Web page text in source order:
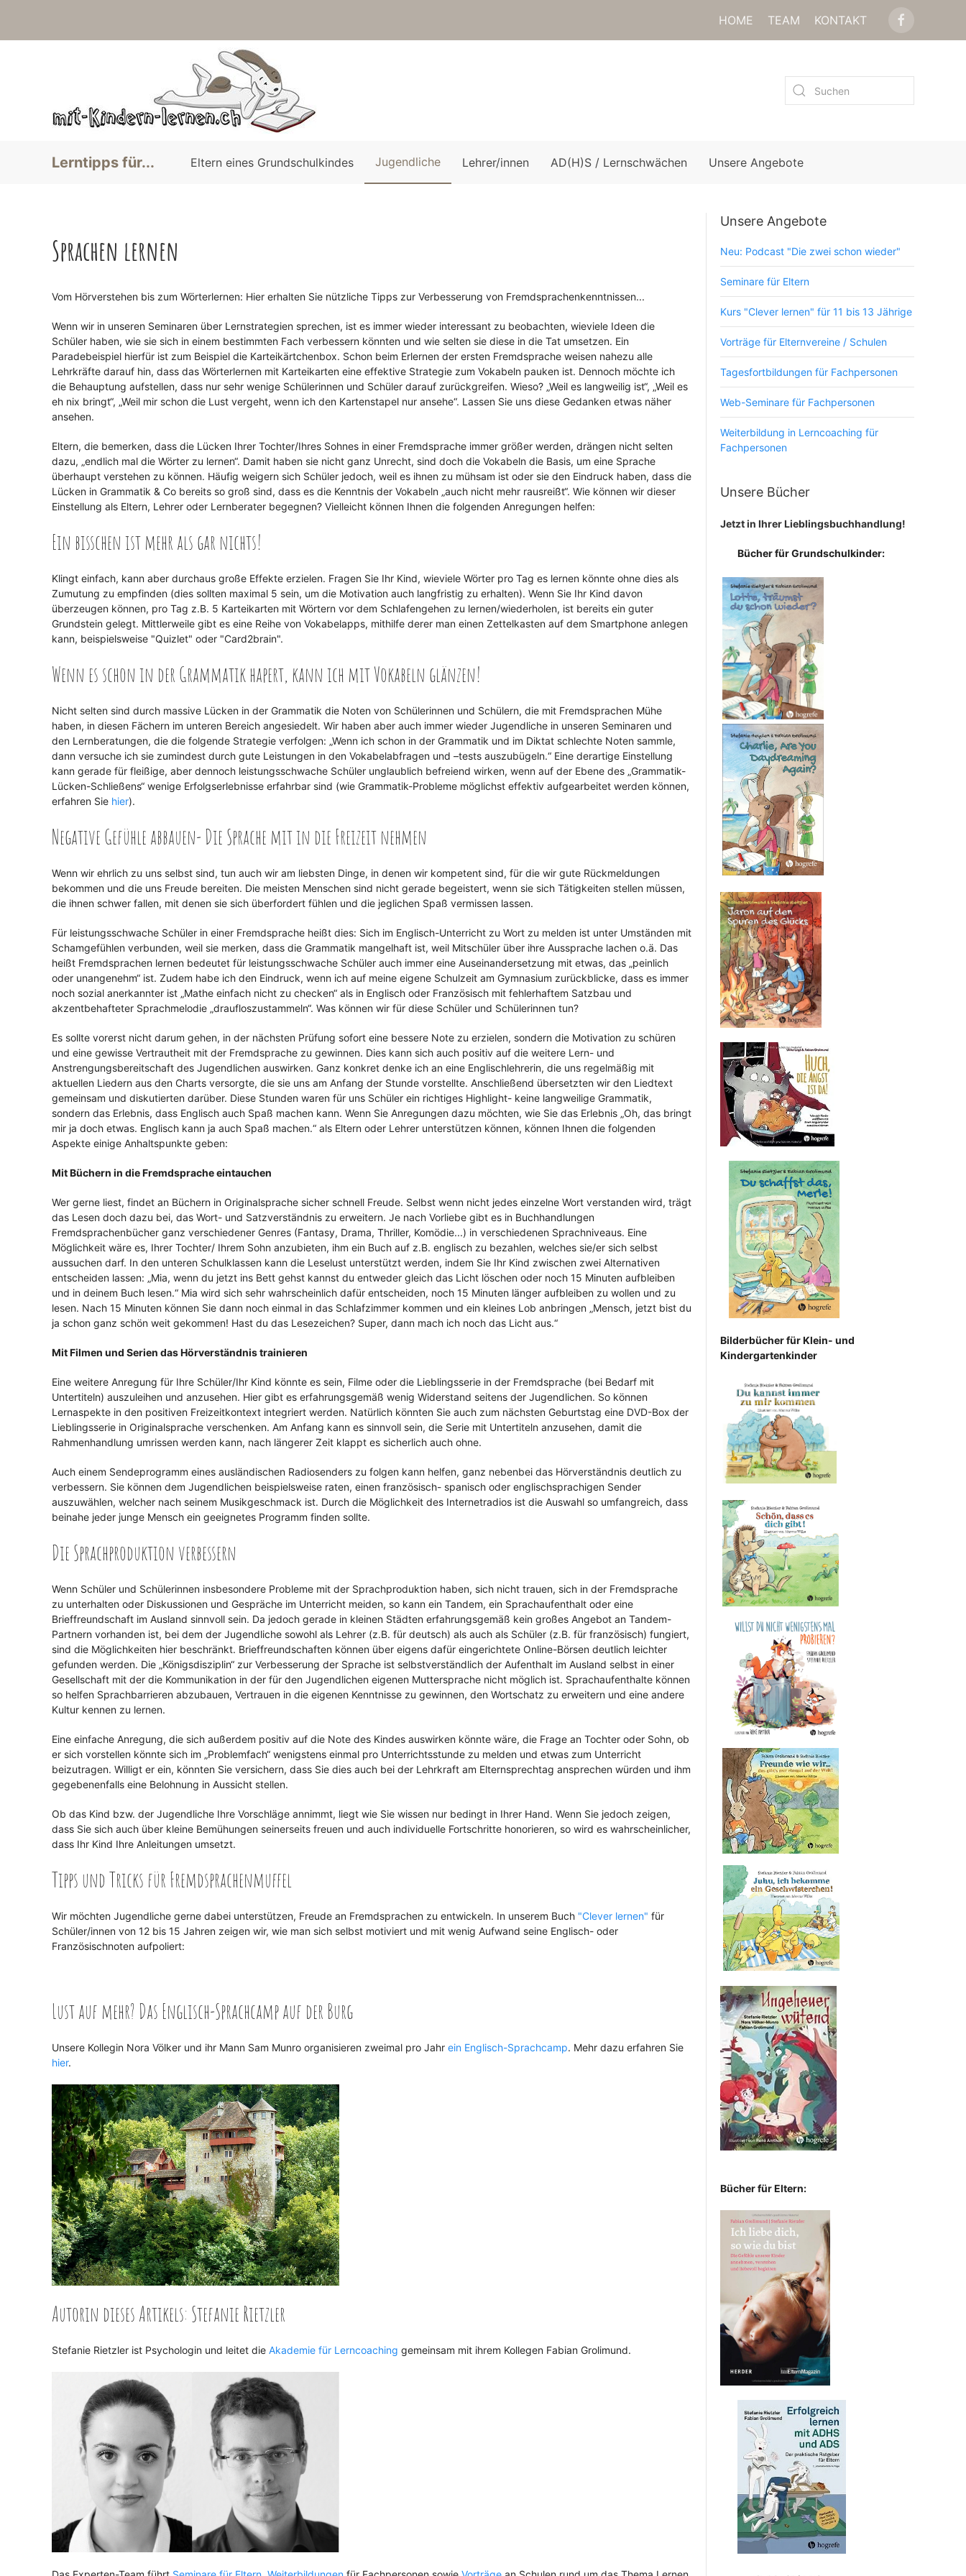
HOME TEAM KONTAKT
Lerntipps für... Eltern eines Grundschulkindes Jugendliche Lehrer/innen AD(H)S / Lernschwächen Unsere Angebote
Sprachen lernen
Vom Hörverstehen bis zum Wörterlernen: Hier erhalten Sie nützliche Tipps zur Verbesserung von Fremdsprachenkenntnissen...
Wenn wir in unseren Seminaren über Lernstrategien sprechen, ist es immer wieder interessant zu beobachten, wieviele Ideen die
Schüler haben, wie sie sich in einem bestimmten Fach verbessern könnten und wie selten sie diese in die Tat umsetzen. Ein
Paradebeispiel hierfür ist zum Beispiel die Karteikärtchenbox. Schon beim Erlernen der ersten Fremdsprache weisen nahezu alle
Lehrkräfte darauf hin, dass das Wörterlernen mit Karteikarten eine effektive Strategie zum Vokabeln pauken ist. Dennoch möchte ich
die Behauptung aufstellen, dass nur sehr wenige Schülerinnen und Schüler darauf zurückgreifen. Wieso? „Weil es langweilig ist“, „Weil es
eh nix bringt“, „Weil mir schon die Lust vergeht, wenn ich den Kartenstapel nur ansehe“. Lassen Sie uns diese Gedanken etwas näher
ansehen.
Eltern, die bemerken, dass die Lücken Ihrer Tochter/Ihres Sohnes in einer Fremdsprache immer größer werden, drängen nicht selten
dazu, „endlich mal die Wörter zu lernen“. Damit haben sie nicht ganz Unrecht, sind doch die Vokabeln die Basis, um eine Sprache
überhaupt verstehen zu können. Häufig weigern sich Schüler jedoch, weil es ihnen zu mühsam ist oder sie den Eindruck haben, dass die
Lücken in Grammatik & Co bereits so groß sind, dass es die Kenntnis der Vokabeln „auch nicht mehr rausreißt“. Wie können wir dieser
Einstellung als Eltern, Lehrer oder Lernberater begegnen? Vielleicht können Ihnen die folgenden Anregungen helfen:
Ein bisschen ist mehr als gar nichts!
Klingt einfach, kann aber durchaus große Effekte erzielen. Fragen Sie Ihr Kind, wieviele Wörter pro Tag es lernen könnte ohne dies als
Zumutung zu empfinden (dies sollten maximal 5 sein, um die Motivation auch langfristig zu erhalten). Wenn Sie Ihr Kind davon
überzeugen können, pro Tag z.B. 5 Karteikarten mit Wörtern vor dem Schlafengehen zu lernen/wiederholen, ist bereits ein guter
Grundstein gelegt. Mittlerweile gibt es eine Reihe von Vokabelapps, mithilfe derer man einen Zettelkasten auf dem Smartphone anlegen
kann, beispielsweise "Quizlet" oder "Card2brain".
Wenn es schon in der Grammatik hapert, kann ich mit Vokabeln glänzen!
Nicht selten sind durch massive Lücken in der Grammatik die Noten von Schülerinnen und Schülern, die mit Fremdsprachen Mühe
haben, in diesen Fächern im unteren Bereich angesiedelt. Wir haben aber auch immer wieder Jugendliche in unseren Seminaren und
den Lernberatungen, die die folgende Strategie verfolgen: „Wenn ich schon in der Grammatik und im Diktat schlechte Noten sammle,
dann versuche ich sie zumindest durch gute Leistungen in den Vokabelabfragen und –tests auszubügeln.“ Eine derartige Einstellung
kann gerade für fleißige, aber dennoch leistungsschwache Schüler unglaublich befreiend wirken, wenn auf der Ebene des „Grammatik-
Lücken-Schließens“ wenige Erfolgserlebnisse erfahrbar sind (wie Grammatik-Probleme möglichst effektiv aufgearbeitet werden können,
erfahren Sie hier).
Negative Gefühle abbauen- Die Sprache mit in die Freizeit nehmen
Wenn wir ehrlich zu uns selbst sind, tun auch wir am liebsten Dinge, in denen wir kompetent sind, für die wir gute Rückmeldungen
bekommen und die uns Freude bereiten. Die meisten Menschen sind nicht gerade begeistert, wenn sie sich Tätigkeiten stellen müssen,
die ihnen schwer fallen, mit denen sie sich überfordert fühlen und die jeglichen Spaß vermissen lassen.
Für leistungsschwache Schüler in einer Fremdsprache heißt dies: Sich im Englisch-Unterricht zu Wort zu melden ist unter Umständen mit
Schamgefühlen verbunden, weil sie merken, dass die Grammatik mangelhaft ist, weil Mitschüler über ihre Aussprache lachen o.ä. Das
heißt Fremdsprachen lernen bedeutet für leistungsschwache Schüler auch immer eine Auseinandersetzung mit etwas, das „peinlich
oder unangenehm“ ist. Zudem habe ich den Eindruck, wenn ich auf meine eigene Schulzeit am Gymnasium zurückblicke, dass es immer
noch sozial anerkannter ist „Mathe einfach nicht zu checken“ als in Englisch oder Französisch mit fehlerhaftem Satzbau und
akzentbehafteter Sprachmelodie „draufloszustammeln“. Was können wir für diese Schüler und Schülerinnen tun?
Es sollte vorerst nicht darum gehen, in der nächsten Prüfung sofort eine bessere Note zu erzielen, sondern die Motivation zu schüren
und eine gewisse Vertrautheit mit der Fremdsprache zu gewinnen. Dies kann sich auch positiv auf die weitere Lern- und
Anstrengungsbereitschaft des Jugendlichen auswirken. Ganz konkret denke ich an eine Englischlehrerin, die uns regelmäßig mit
aktuellen Liedern aus den Charts versorgte, die sie uns am Anfang der Stunde vorstellte. Anschließend übersetzten wir den Liedtext
gemeinsam und diskutierten darüber. Diese Stunden waren für uns Schüler ein richtiges Highlight- keine langweilige Grammatik,
sondern das Erlebnis, dass Englisch auch Spaß machen kann. Wenn Sie Anregungen dazu möchten, wie Sie das Erlebnis „Oh, das bringt
mir ja doch etwas. Englisch kann ja auch Spaß machen.“ als Eltern oder Lehrer unterstützen können, können Ihnen die folgenden
Aspekte einige Anhaltspunkte geben:
Mit Büchern in die Fremdsprache eintauchen
Wer gerne liest, findet an Büchern in Originalsprache sicher schnell Freude. Selbst wenn nicht jedes einzelne Wort verstanden wird, trägt
das Lesen doch dazu bei, das Wort- und Satzverständnis zu erweitern. Je nach Vorliebe gibt es in Buchhandlungen
Fremdsprachenbücher ganz verschiedener Genres (Fantasy, Drama, Thriller, Komödie...) in verschiedenen Sprachniveaus. Eine
Möglichkeit wäre es, Ihrer Tochter/ Ihrem Sohn anzubieten, ihm ein Buch auf z.B. englisch zu bezahlen, welches sie/er sich selbst
aussuchen darf. In den unteren Schulklassen kann die Leselust unterstützt werden, indem Sie Ihr Kind zwischen zwei Alternativen
entscheiden lassen: „Mia, wenn du jetzt ins Bett gehst kannst du entweder gleich das Licht löschen oder noch 15 Minuten aufbleiben
und in deinem Buch lesen.“ Mia wird sich sehr wahrscheinlich dafür entscheiden, noch 15 Minuten länger aufbleiben zu wollen und zu
lesen. Nach 15 Minuten können Sie dann noch einmal in das Schlafzimmer kommen und ein kleines Lob anbringen „Mensch, jetzt bist du
ja schon ganz schön weit gekommen! Hast du das Lesezeichen? Super, dann mach ich noch das Licht aus.“
Mit Filmen und Serien das Hörverständnis trainieren
Eine weitere Anregung für Ihre Schüler/Ihr Kind könnte es sein, Filme oder die Lieblingsserie in der Fremdsprache (bei Bedarf mit
Untertiteln) auszuleihen und anzusehen. Hier gibt es erfahrungsgemäß wenig Widerstand seitens der Jugendlichen. So können
Lernaspekte in den positiven Freizeitkontext integriert werden. Natürlich könnten Sie auch zum nächsten Geburtstag eine DVD-Box der
Lieblingsserie in Originalsprache verschenken. Am Anfang kann es sinnvoll sein, die Serie mit Untertiteln anzusehen, damit die
Rahmenhandlung umrissen werden kann, nach längerer Zeit klappt es sicherlich auch ohne.
Auch einem Sendeprogramm eines ausländischen Radiosenders zu folgen kann helfen, ganz nebenbei das Hörverständnis deutlich zu
verbessern. Sie können dem Jugendlichen beispielsweise raten, einen französisch- spanisch oder englischsprachigen Sender
auszuwählen, welcher nach seinem Musikgeschmack ist. Durch die Möglichkeit des Internetradios ist die Auswahl so umfangreich, dass
beinahe jeder junge Mensch ein geeignetes Programm finden sollte.
Die Sprachproduktion verbessern
Wenn Schüler und Schülerinnen insbesondere Probleme mit der Sprachproduktion haben, sich nicht trauen, sich in der Fremdsprache
zu unterhalten oder Diskussionen und Gespräche im Unterricht meiden, so kann ein Tandem, ein Sprachaufenthalt oder eine
Brieffreundschaft im Ausland sinnvoll sein. Da jedoch gerade in kleinen Städten erfahrungsgemäß kein großes Angebot an Tandem-
Partnern vorhanden ist, bei dem der Jugendliche sowohl als Lehrer (z.B. für deutsch) als auch als Schüler (z.B. für französisch) fungiert,
sind die Möglichkeiten hier beschränkt. Brieffreundschaften können über eigens dafür eingerichtete Online-Börsen deutlich leichter
gefunden werden. Die „Königsdisziplin“ zur Verbesserung der Sprache ist selbstverständlich der Aufenthalt im Ausland selbst in einer
Gesellschaft mit der die Kommunikation in der für den Jugendlichen eigenen Muttersprache nicht möglich ist. Sprachaufenthalte können
so helfen Sprachbarrieren abzubauen, Vertrauen in die eigenen Kenntnisse zu gewinnen, den Wortschatz zu erweitern und eine andere
Kultur kennen zu lernen.
Eine einfache Anregung, die sich außerdem positiv auf die Note des Kindes auswirken könnte wäre, die Frage an Tochter oder Sohn, ob
er sich vorstellen könnte sich im „Problemfach“ wenigstens einmal pro Unterrichtsstunde zu melden und etwas zum Unterricht
beizutragen. Willigt er ein, könnten Sie versichern, dass Sie dies auch bei der Lehrkraft am Elternsprechtag ansprechen würden und ihm
gegebenenfalls eine Belohnung in Aussicht stellen.
Ob das Kind bzw. der Jugendliche Ihre Vorschläge annimmt, liegt wie Sie wissen nur bedingt in Ihrer Hand. Wenn Sie jedoch zeigen,
dass Sie sich auch über kleine Bemühungen seinerseits freuen und auch individuelle Fortschritte honorieren, so wird es wahrscheinlicher,
dass Ihr Kind Ihre Anleitungen umsetzt.
Tipps und Tricks für Fremdsprachenmuffel
Wir möchten Jugendliche gerne dabei unterstützen, Freude an Fremdsprachen zu entwickeln. In unserem Buch "Clever lernen" für
Schüler/innen von 12 bis 15 Jahren zeigen wir, wie man sich selbst motiviert und mit wenig Aufwand seine Englisch- oder
Französischnoten aufpoliert:
Lust auf mehr? Das Englisch-Sprachcamp auf der Burg
Unsere Kollegin Nora Völker und ihr Mann Sam Munro organisieren zweimal pro Jahr ein Englisch-Sprachcamp. Mehr dazu erfahren Sie
hier.
Autorin dieses Artikels: Stefanie Rietzler
Stefanie Rietzler ist Psychologin und leitet die Akademie für Lerncoaching gemeinsam mit ihrem Kollegen Fabian Grolimund.
Unsere Angebote
Neu: Podcast "Die zwei schon wieder"
Seminare für Eltern
Kurs "Clever lernen" für 11 bis 13 Jährige
Vorträge für Elternvereine / Schulen
Tagesfortbildungen für Fachpersonen
Web-Seminare für Fachpersonen
Weiterbildung in Lerncoaching für
Fachpersonen
Unsere Bücher
Jetzt in Ihrer Lieblingsbuchhandlung!
Bücher für Grundschulkinder:
Bilderbücher für Klein- und
Kindergartenkinder
Bücher für Eltern: